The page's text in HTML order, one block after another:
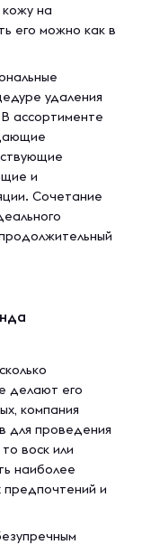
кожу на
его можно как в
удаления
ассортименте
и
Сочетание
делают его
компания
для проведения
воск или
наиболее
предпочтений и